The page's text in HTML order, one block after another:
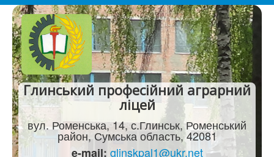
Глинський професійний аграрний
ліцей
вул. Роменська, 14, с.Глинськ, Роменський
район, Сумська область, 42081
e-mail: glinskpal1@ukr.net